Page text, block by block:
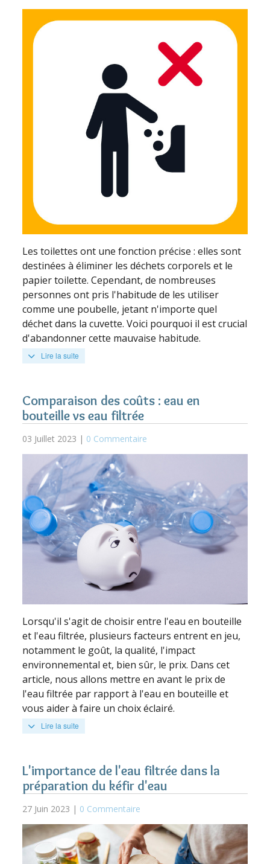
Les toilettes ont une fonction précise : elles sont
destinées à éliminer les déchets corporels et le
papier toilette. Cependant, de nombreuses
personnes ont pris l'habitude de les utiliser
comme une poubelle, jetant n'importe quel
déchet dans la cuvette. Voici pourquoi il est crucial
d'abandonner cette mauvaise habitude.
Lire la suite
Comparaison des coûts : eau en
bouteille vs eau filtrée
03 Juillet 2023 | 0 Commentaire
Lorsqu'il s'agit de choisir entre l'eau en bouteille
et l'eau filtrée, plusieurs facteurs entrent en jeu,
notamment le goût, la qualité, l'impact
environnemental et, bien sûr, le prix. Dans cet
article, nous allons mettre en avant le prix de
l'eau filtrée par rapport à l'eau en bouteille et
vous aider à faire un choix éclairé.
Lire la suite
L'importance de l'eau filtrée dans la
préparation du kéfir d'eau
27 Juin 2023 | 0 Commentaire